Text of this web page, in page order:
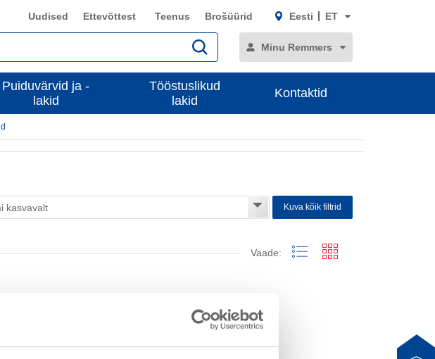
Uudised Ettevõttest Teenus Brošüürid Eesti ET
Minu Remmers
Puiduvärvid ja -
lakid
Tööstuslikud
lakid
Kontaktid
Kuva kõik filtrid
Vaade: